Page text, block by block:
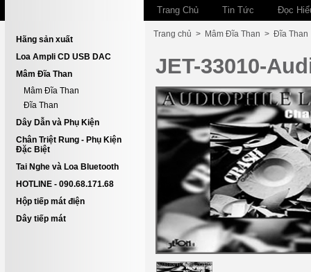
Trang Chủ Tin Tức Đọc
Hãng sản xuất
Loa Ampli CD USB DAC
Mâm Đĩa Than
Mâm Đĩa Than
Đĩa Than
Dây Dẫn và Phụ Kiện
Chân Triệt Rung - Phụ Kiện
Đặc Biệt
Tai Nghe và Loa Bluetooth
HOTLINE - 090.68.171.68
Hộp tiếp mát điện
Dây tiếp mát
Trang chủ > Mâm Đĩa Than > Đĩa Than
JET-33010-